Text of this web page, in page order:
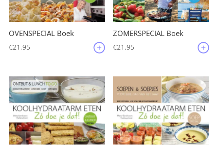
OVENSPECIAL Boek
€21,95
ZOMERSPECIAL Boek
€21,95